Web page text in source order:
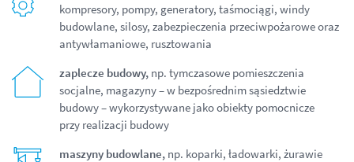
kompresory, pompy, generatory, taśmociągi, windy
budowlane, silosy, zabezpieczenia przeciwpożarowe oraz
antywłamaniowe, rusztowania
zaplecze budowy, np. tymczasowe pomieszczenia
socjalne, magazyny – w bezpośrednim sąsiedztwie
budowy – wykorzystywane jako obiekty pomocnicze
przy realizacji budowy
maszyny budowlane, np. koparki, ładowarki, żurawie